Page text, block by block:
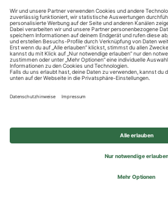
Impressum
Privatsphäre-
© 2026 REWE Group - All